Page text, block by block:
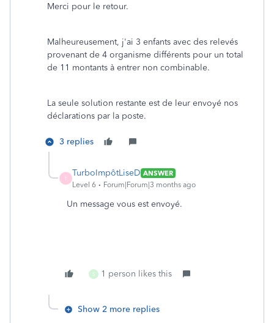
Merci pour le retour.
Malheureusement, j'ai 3 enfants avec des relevés
provenant de 4 organisme différents pour un total
de 11 montants à entrer non combinable.
La seule solution restante est de leur envoyé nos
déclarations par la poste.
3 replies
T
TurboImpôtLiseD ANSWER
Level 6
Forum|Forum|3 months ago
Un message vous est envoyé.
S 1 person likes this
Show 2 more replies